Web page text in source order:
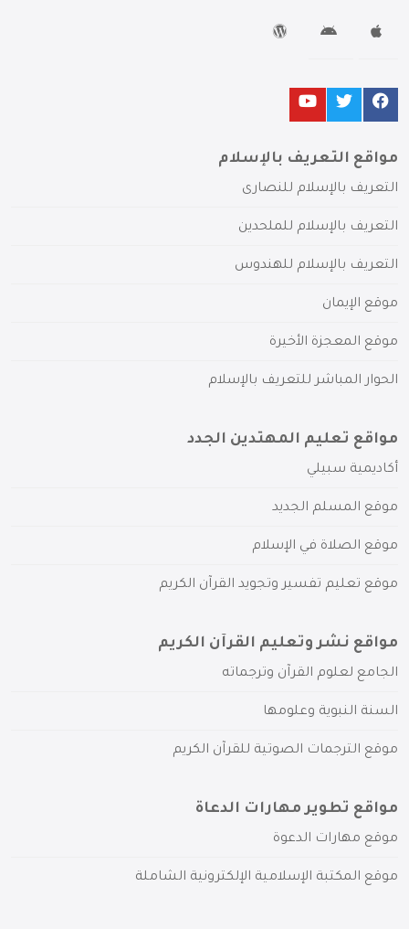
مواقع التعريف بالإسلام
التعريف بالإسلام للنصارى
التعريف بالإسلام للملحدين
التعريف بالإسلام للهندوس
موقع الإيمان
موقع المعجزة الأخيرة
الحوار المباشر للتعريف بالإسلام
مواقع تعليم المهتدين الجدد
أكاديمية سبيلي
موقع المسلم الجديد
موقع الصلاة في الإسلام
موقع تعليم تفسير وتجويد القرآن الكريم
مواقع نشر وتعليم القرآن الكريم
الجامع لعلوم القرآن وترجماته
السنة النبوية وعلومها
موقع الترجمات الصوتية للقرآن الكريم
مواقع تطوير مهارات الدعاة
موقع مهارات الدعوة
موقع المكتبة الإسلامية الإلكترونية الشاملة